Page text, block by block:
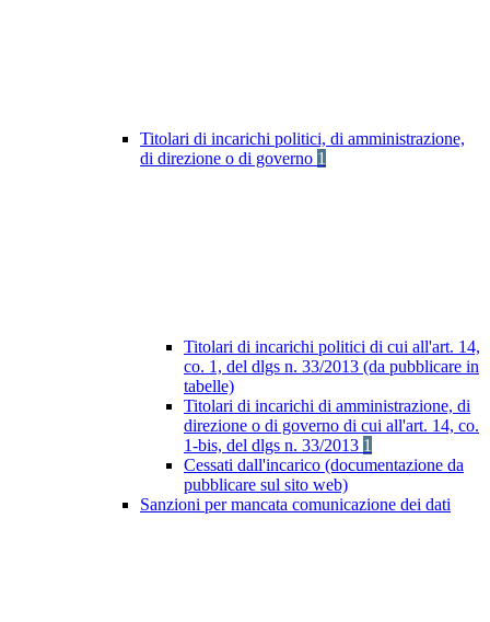
Titolari di incarichi politici, di amministrazione,
di direzione o di governo 1
Titolari di incarichi politici di cui all'art. 14,
co. 1, del dlgs n. 33/2013 (da pubblicare in
tabelle)
Titolari di incarichi di amministrazione, di
direzione o di governo di cui all'art. 14, co.
1-bis, del dlgs n. 33/2013 1
Cessati dall'incarico (documentazione da
pubblicare sul sito web)
Sanzioni per mancata comunicazione dei dati